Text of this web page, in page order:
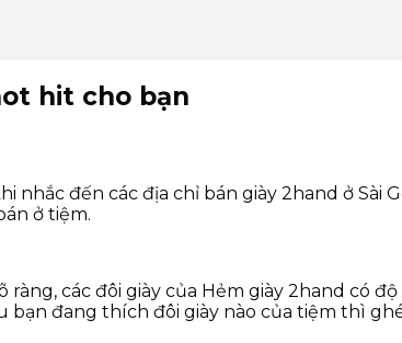
hit cho bạn
nhắc đến các địa chỉ bán giày 2hand ở
ở tiệm.
ràng, các đôi giày của Hẻm giày 2hand có
đang thích đôi giày nào của tiệm thì